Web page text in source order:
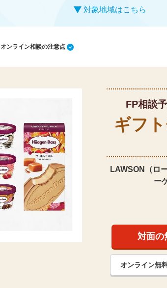
対象地域はこちら
ンライン相談の注意点
FP相談
ギフ
LAWSON（ロ
ー
対面の
オンライン無